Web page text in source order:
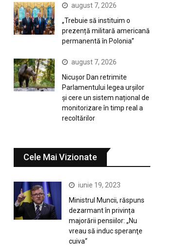
august 7, 2026
„Trebuie să instituim o
prezență militară americană
permanentă în Polonia”
august 7, 2026
Nicușor Dan retrimite
Parlamentului legea urșilor
și cere un sistem național de
monitorizare în timp real a
recoltărilor
Cele Mai Vizionate
iunie 19, 2023
Ministrul Muncii, răspuns
dezarmant în privința
majorării pensiilor: „Nu
vreau să induc speranţe
cuiva“